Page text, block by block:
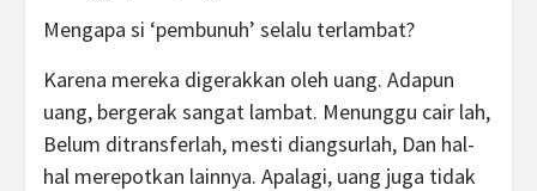
Mengapa si ‘pembunuh’ selalu terlambat?
Karena mereka digerakkan oleh uang. Adapun
uang, bergerak sangat lambat. Menunggu cair lah,
Belum ditransferlah, mesti diangsurlah, Dan hal-
hal merepotkan lainnya. Apalagi, uang juga tidak